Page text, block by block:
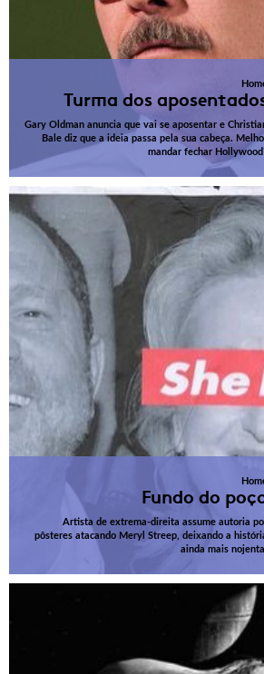
Turma dos
Gary Oldman anuncia que vai se aposentar e
Bale diz que a ideia passa pela sua cabeça.
mandar fechar
Fundo do
Artista de extrema-direita assume autoria
pôsteres atacando Meryl Streep, deixando a
ainda mais